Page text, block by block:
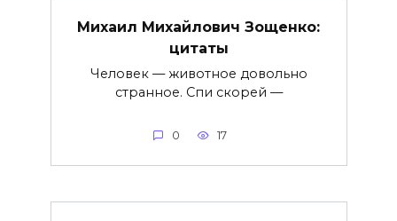
Михаил Михайлович Зощенко:
цитаты
Человек — животное довольно
странное. Спи скорей —
0 17